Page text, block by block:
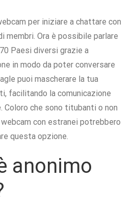
per iniziare a chattare con
membri. Ora è possibile parlare
Paesi diversi grazie a
in modo da poter conversare
puoi mascherare la tua
facilitando la comunicazione
Coloro che sono titubanti o non
con estranei potrebbero
questa opzione.
anonimo